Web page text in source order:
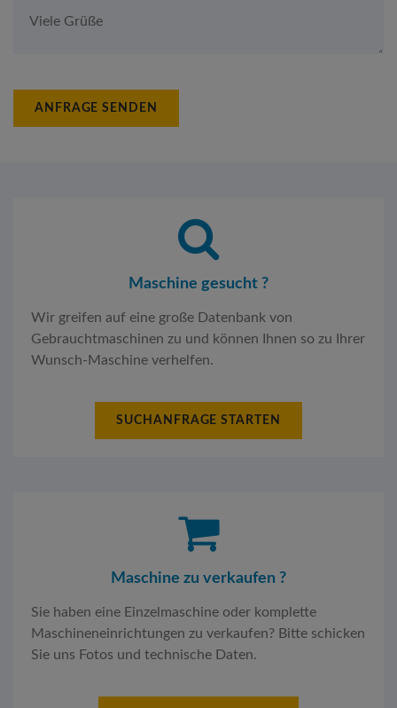
ANFRAGE SENDEN
Maschine gesucht ?
Wir greifen auf eine große Datenbank von
Gebrauchtmaschinen zu und können Ihnen so zu Ihrer
Wunsch-Maschine verhelfen.
SUCHANFRAGE STARTEN
Maschine zu verkaufen ?
Sie haben eine Einzelmaschine oder komplette
Maschineneinrichtungen zu verkaufen? Bitte schicken
Sie uns Fotos und technische Daten.